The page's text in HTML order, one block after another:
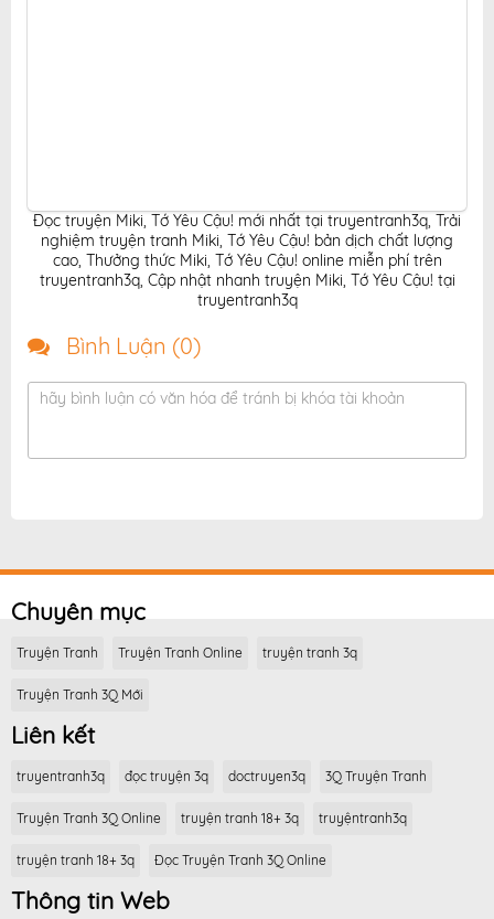
Đọc truyện Miki, Tớ Yêu Cậu! mới nhất tại truyentranh3q, Trải
nghiệm truyện tranh Miki, Tớ Yêu Cậu! bản dịch chất lượng
cao, Thưởng thức Miki, Tớ Yêu Cậu! online miễn phí trên
truyentranh3q, Cập nhật nhanh truyện Miki, Tớ Yêu Cậu! tại
truyentranh3q
Bình Luận (0)
hãy bình luận có văn hóa để tránh bị khóa tài khoản
Chuyên mục
Truyện Tranh Truyện Tranh Online truyện tranh 3q
Truyện Tranh 3Q Mới
Liên kết
truyentranh3q đọc truyện 3q doctruyen3q 3Q Truyện Tranh
Truyện Tranh 3Q Online truyện tranh 18+ 3q truyệntranh3q
truyện tranh 18+ 3q Đọc Truyện Tranh 3Q Online
Thông tin Web